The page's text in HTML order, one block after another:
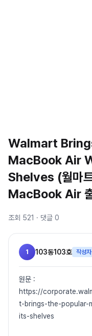
Walmart
MacBook Air
Shelves (월마
MacBook Air
조회 521 · 댓글 0
1 103동103호 작성자
원문 :
https://
t-brings-the-popular-
its-shelves